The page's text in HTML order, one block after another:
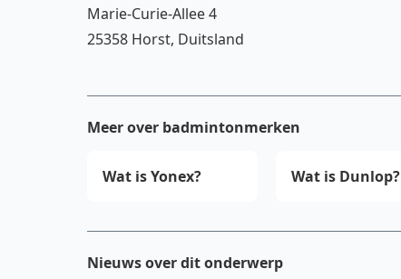
Marie-Curie-Allee 4
25358 Horst, Duitsland
Meer over badmintonmerken
Wat is Yonex? Wat is Dunlop?
Nieuws over dit onderwerp